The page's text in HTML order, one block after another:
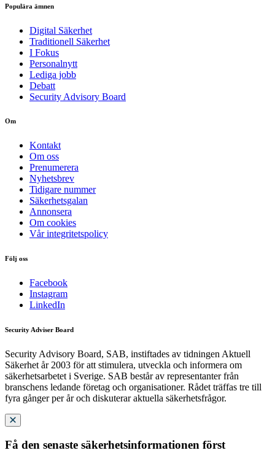
Populära ämnen
Digital Säkerhet
Traditionell Säkerhet
I Fokus
Personalnytt
Lediga jobb
Debatt
Security Advisory Board
Om
Kontakt
Om oss
Prenumerera
Nyhetsbrev
Tidigare nummer
Säkerhetsgalan
Annonsera
Om cookies
Vår integritetspolicy
Följ oss
Facebook
Instagram
LinkedIn
Security Adviser Board
Security Advisory Board, SAB, instiftades av tidningen Aktuell
Säkerhet år 2003 för att stimulera, utveckla och informera om
säkerhetsarbetet i Sverige. SAB består av representanter från
branschens ledande företag och organisationer. Rådet träffas tre till
fyra gånger per år och diskuterar aktuella säkerhetsfrågor.
Få den senaste säkerhetsinformationen först